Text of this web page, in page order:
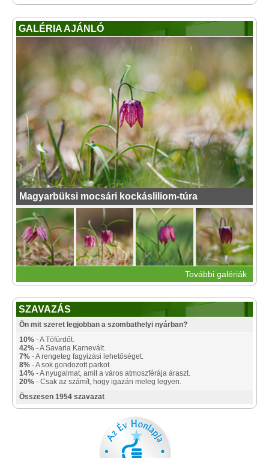
GALÉRIA AJÁNLÓ
Magyarbüksi mocsári kockásliliom-túra
További galériák
SZAVAZÁS
Ön mit szeret legjobban a szombathelyi nyárban?
10% - A Tófürdőt.
42% - A Savaria Karnevált.
7% - A rengeteg fagyizási lehetőséget.
8% - A sok gondozott parkot.
14% - A nyugalmat, amit a város atmoszférája áraszt.
20% - Csak az számít, hogy igazán meleg legyen.
Összesen 1954 szavazat